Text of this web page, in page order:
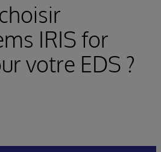
IRIS for
votre EDS ?